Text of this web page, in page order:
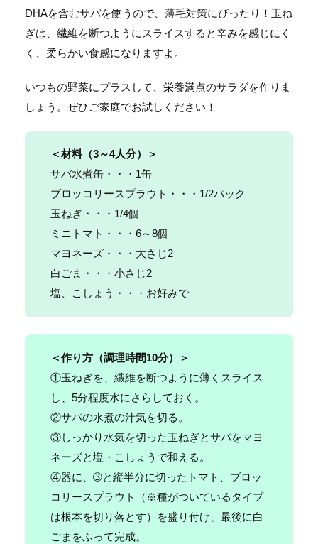
DHAを含むサバを使うので、薄毛対策にぴったり！玉ね
ぎは、繊維を断つようにスライスすると辛みを感じにく
く、柔らかい食感になりますよ。
いつもの野菜にプラスして、栄養満点のサラダを作りま
しょう。ぜひご家庭でお試しください！
＜材料（3～4人分）＞
サバ水煮缶・・・1缶
ブロッコリースプラウト・・・1/2パック
玉ねぎ・・・1/4個
ミニトマト・・・6～8個
マヨネーズ・・・大さじ2
白ごま・・・小さじ2
塩、こしょう・・・お好みで
＜作り方（調理時間10分）＞
①玉ねぎを、繊維を断つように薄くスライス
し、5分程度水にさらしておく。
②サバの水煮の汁気を切る。
③しっかり水気を切った玉ねぎとサバをマヨ
ネーズと塩・こしょうで和える。
④器に、➂と縦半分に切ったトマト、ブロッ
コリースプラウト（※種がついているタイプ
は根本を切り落とす）を盛り付け、最後に白
ごまをふって完成。